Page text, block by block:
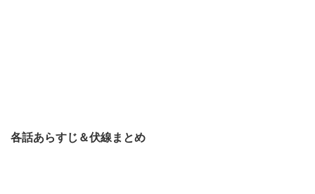
各話あらすじ＆伏線まとめ